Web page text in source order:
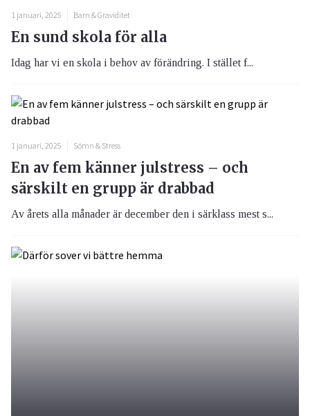
1 januari, 2025 Barn & Graviditet
En sund skola för alla
Idag har vi en skola i behov av förändring. I stället f...
1 januari, 2025 Sömn & Stress
En av fem känner julstress – och
särskilt en grupp är drabbad
Av årets alla månader är december den i särklass mest s...